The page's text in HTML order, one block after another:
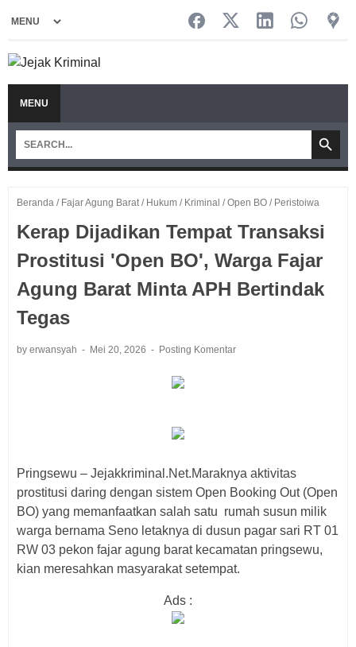
MENU
Beranda / Fajar Agung Barat / Hukum / Kriminal /Open BO / Peristoiwa
Kerap Dijadikan Tempat Transaksi
Prostitusi 'Open BO', Warga Fajar
Agung Barat Minta APH Bertindak
Tegas
by erwansyah Mei 20, 2026 Posting Komentar
Pringsewu – Jejakkriminal.Net.Maraknya aktivitas
prostitusi daring dengan sistem Open Booking Out (Open
BO) yang memanfaatkan salah satu rumah susun milik
warga bernama Seno letaknya di dusun pagar sari RT 01
RW 03 pekon fajar agung barat kecamatan pringsewu,
kian meresahkan masyarakat setempat.
Ads :